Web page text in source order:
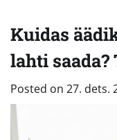
Kuidas
lahti saada?
Posted on 27. dets.